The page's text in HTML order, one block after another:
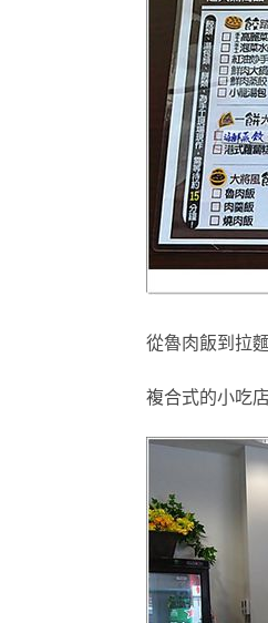
從魯肉飯到拉
複合式的小吃